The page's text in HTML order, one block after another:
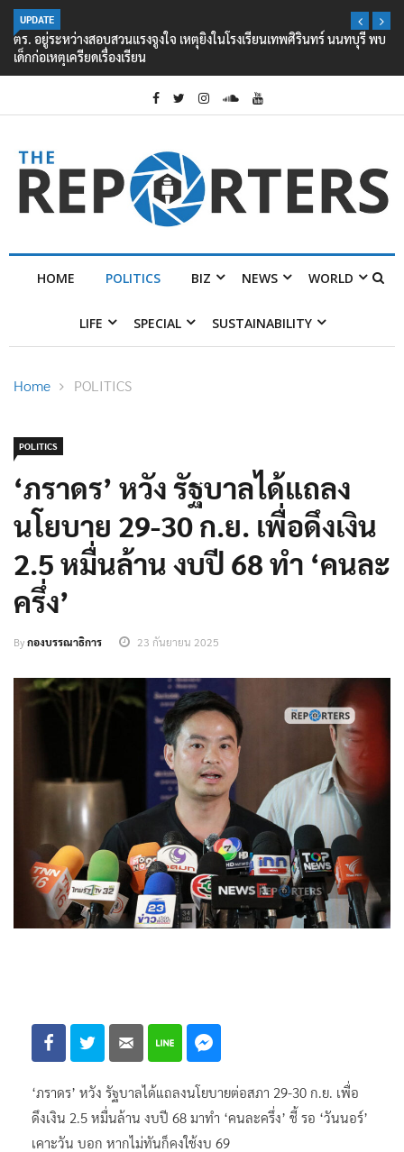
UPDATE
ตร. อยู่ระหว่างสอบสวนแรงจูงใจ เหตุยิงในโรงเรียนเทพศิรินทร์ นนทบุรี พบ
เด็กก่อเหตุเครียดเรื่องเรียน
HOME POLITICS BIZ NEWS WORLD
LIFE SPECIAL SUSTAINABILITY
Home POLITICS
POLITICS
‘ภราดร’ หวัง รัฐบาลได้แถลง
นโยบาย 29-30 ก.ย. เพื่อดึงเงิน
2.5 หมื่นล้าน งบปี 68 ทำ ‘คนละ
ครึ่ง’
Byกองบรรณาธิการ 23 กันยายน 2025
‘ภราดร’ หวัง รัฐบาลได้แถลงนโยบายต่อสภา 29-30 ก.ย. เพื่อ
ดึงเงิน 2.5 หมื่นล้าน งบปี 68 มาทำ ‘คนละครึ่ง’ ชี้ รอ ‘วันนอร์’
เคาะวัน บอก หากไม่ทันก็คงใช้งบ 69